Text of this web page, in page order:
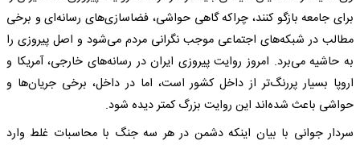
برای جامعه بازگو کنند، چراکه گاهی حواشی، فضاسازی‌های رسانه‌ای و برخی
مطالب در شبکه‌های اجتماعی موجب نگرانی مردم می‌شود و اصل پیروزی را
به حاشیه می‌برد. امروز روایت پیروزی ایران در رسانه‌های خارجی، آمریکا و
اروپا بسیار پررنگ‌تر از داخل کشور است، اما در داخل، برخی جریان‌ها و
حواشی باعث شده‌اند این روایت بزرگ کمتر دیده شود.
سردار جوانی با بیان اینکه دشمن در هر سه جنگ با محاسبات غلط وارد